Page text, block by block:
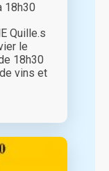
18h30
Quille.s
le
18h30
vins et